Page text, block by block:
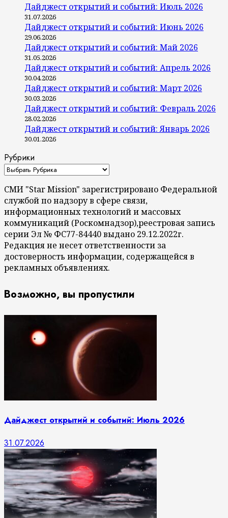
Дайджест открытий и событий: Июль 2026
31.07.2026
Дайджест открытий и событий: Июнь 2026
29.06.2026
Дайджест открытий и событий: Май 2026
31.05.2026
Дайджест открытий и событий: Апрель 2026
30.04.2026
Дайджест открытий и событий: Март 2026
30.03.2026
Дайджест открытий и событий: Февраль 2026
28.02.2026
Дайджест открытий и событий: Январь 2026
30.01.2026
Рубрики
СМИ "Star Mission" зарегистрировано Федеральной
службой по надзору в сфере связи,
информационных технологий и массовых
коммуникаций (Роскомнадзор),реестровая запись
серии Эл № ФС77-84440 выдано 29.12.2022г.
Редакция не несет ответственности за
достоверность информации, содержащейся в
рекламных объявлениях.
Возможно, вы пропустили
Дайджест открытий и событий: Июль 2026
31.07.2026